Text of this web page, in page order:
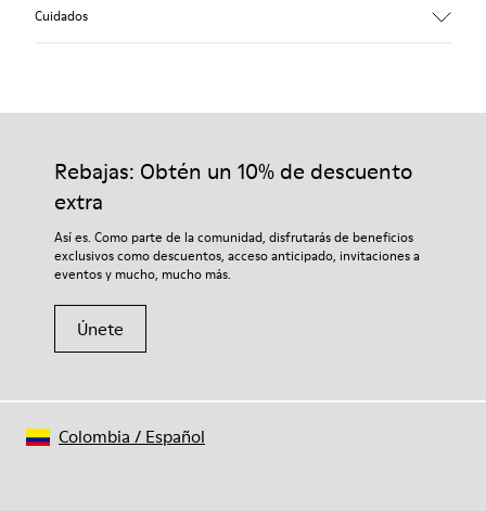
Plantilla de PU
Forro
Cuidados
Nuestros zapatos se han fabricado con materiales de primera
adecuados para el cuidado del calzado los protegerá y
garantizará que duren más tiempo.
Si deseas obtener información detallada sobre cómo cuidar de
tu par, visita nuestraGuía para el cuidado del calzado.
Rebajas: Obtén un 10% de descuento
extra
Así es. Como parte de la comunidad, disfrutarás de beneficios
exclusivos como descuentos, acceso anticipado, invitaciones a
eventos y mucho, mucho más.
Únete
Colombia / Español